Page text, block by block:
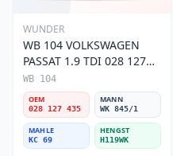
WUNDER
WB 104 VOLKSWAGEN
PASSAT 1.9 TDI 028 127
435 Yakıt/Mazot Filtresi
WB 104
OEM
028 127 435
MANN
WK 845/1
MAHLE
KC 69
HENGST
H119WK